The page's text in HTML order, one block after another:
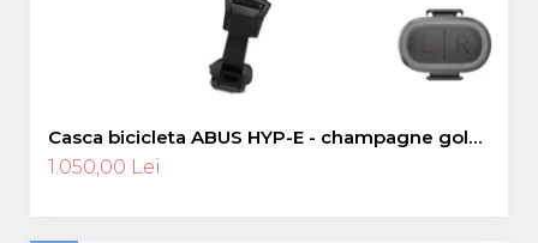
Casca bicicleta ABUS HYP-E - champagne gold
- M (54-58 cm)
1.050,00 Lei